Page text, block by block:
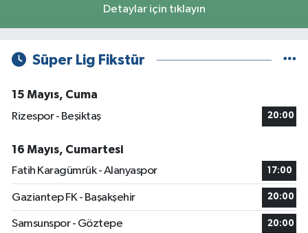
Detaylar için tıklayın
Süper Lig Fikstür
15 Mayıs, Cuma
Rizespor - Beşiktaş
20:00
16 Mayıs, Cumartesi
Fatih Karagümrük - Alanyaspor
17:00
Gaziantep FK - Başakşehir 20:00
Samsunspor - Göztepe 20:00